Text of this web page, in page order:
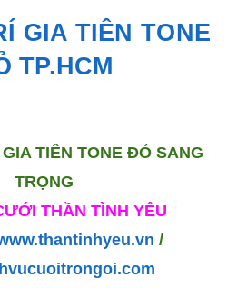
GIA TIÊN TONE
TP.HCM
TIÊN TONE ĐỎ SANG
TRỌNG
THẦN TÌNH YÊU
/